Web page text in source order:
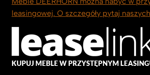
leasingowej. O szczegóły pytaj